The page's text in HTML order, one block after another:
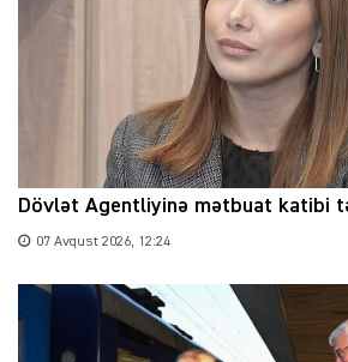
Dövlət Agentliyinə mətbuat katibi
07 Avqust 2026, 12:24